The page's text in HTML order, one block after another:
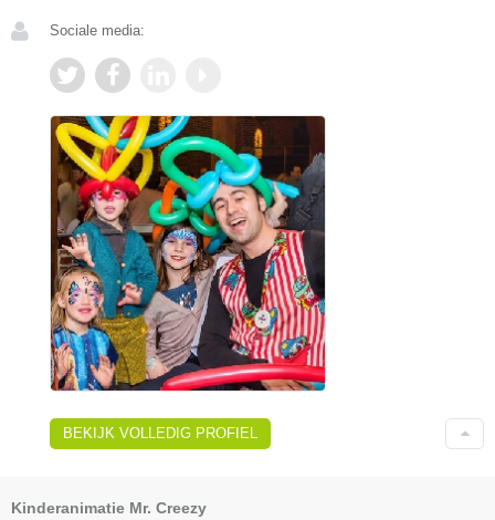
Sociale media:
BEKIJK VOLLEDIG PROFIEL
Kinderanimatie Mr. Creezy